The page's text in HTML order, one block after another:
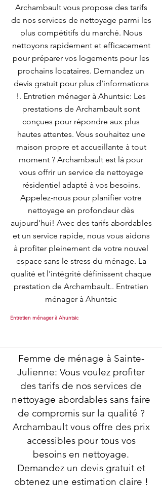
Archambault vous propose des tarifs
de nos services de nettoyage parmi les
plus compétitifs du marché. Nous
nettoyons rapidement et efficacement
pour préparer vos logements pour les
prochains locataires. Demandez un
devis gratuit pour plus d’informations
!. Entretien ménager à Ahuntsic: Les
prestations de Archambault sont
conçues pour répondre aux plus
hautes attentes. Vous souhaitez une
maison propre et accueillante à tout
moment ? Archambault est là pour
vous offrir un service de nettoyage
résidentiel adapté à vos besoins.
Appelez-nous pour planifier votre
nettoyage en profondeur dès
aujourd'hui! Avec des tarifs abordables
et un service rapide, nous vous aidons
à profiter pleinement de votre nouvel
espace sans le stress du ménage. La
qualité et l'intégrité définissent chaque
prestation de Archambault.. Entretien
ménager à Ahuntsic
Entretien ménager à Ahuntsic
Femme de ménage à Sainte-
Julienne: Vous voulez profiter
des tarifs de nos services de
nettoyage abordables sans faire
de compromis sur la qualité ?
Archambault vous offre des prix
accessibles pour tous vos
besoins en nettoyage.
Demandez un devis gratuit et
obtenez une estimation claire !